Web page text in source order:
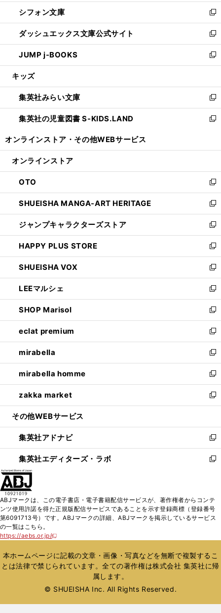
く
ウ
で
開
く
ウ
ィ
ン
ド
ウ
で
開
し
い
ウ
ィ
ン
ド
ウ
開
く
シフォン文庫
新
し
い
ウ
ィ
ン
ウ
で
開
く
ダッシュエックス文庫公式サイト
新
し
い
ウ
ン
ド
ウ
で
JUMP j-BOOKS
新
し
ウ
ィ
ン
ド
開
キッズ
集英社みらい文庫
新
し
い
ン
ウ
で
開
く
集英社の児童図書 S-KIDS.LAND
新
ウ
ン
ド
ウ
で
開
く
オンラインストア・ その他WEBサービス
オンラインストア
OTO
新
し
い
ウ
ィ
ン
ド
ウ
で
開
く
SHUEISHA MANGA-ART HERITAGE
新
し
い
ウ
ィ
ン
ド
ウ
で
開
く
ジャンプキャラクターズストア
新
し
い
ウ
ィ
ン
ド
ウ
で
開
く
HAPPY PLUS STORE
新
し
い
ウ
ィ
ン
ド
ウ
で
開
く
SHUEISHA VOX
新
し
い
ウ
ィ
ン
ド
ウ
で
開
く
LEEマルシェ
新
し
い
ウ
ィ
ン
ド
ウ
で
開
く
SHOP Marisol
新
し
い
ウ
ィ
ン
ド
ウ
で
開
eclat premium
新
し
い
ウ
ィ
ン
ド
ウ
開
く
mirabella
新
し
い
ウ
ィ
ン
ウ
で
開
く
mirabella homme
新
し
い
ウ
ン
ド
ウ
で
zakka market
新
し
ウ
ィ
ン
ド
く
その他WEBサービス
集英社アドナビ
新
し
い
ド
ウ
で
集英社エディターズ・ラボ
新
ィ
ン
ド
開
く
ABJマークは、この電子書店・電子書籍配信サービスが、著作権者からコンテ
ンツ使用許諾を得た正規版配信サービスであることを示す登録商標（登録番号
第6091713号）です。ABJマークの詳細、ABJマークを掲示しているサービス
の一覧はこちら。
https://aebs.or.jp/
新
い
ウ
ィ
ウ
本ホームページに記載の文章・画像・写真などを無断で複製するこ
とは法律で禁じられています。全ての著作権は株式会社 集英社に帰
属します。
© SHUEISHA Inc. All Rights Reserved.